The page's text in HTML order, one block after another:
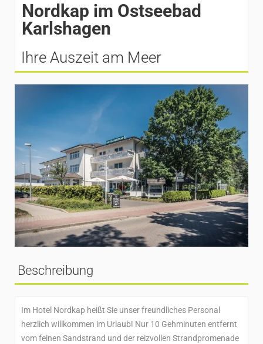
Nordkap im Ostseebad
Karlshagen
Ihre Auszeit am Meer
Beschreibung
Im Hotel Nordkap heißt Sie unser freundliches Personal
herzlich willkommen im Urlaub! Nur 10 Gehminuten entfernt
vom feinen Sandstrand und der reizvollen Strandpromenade